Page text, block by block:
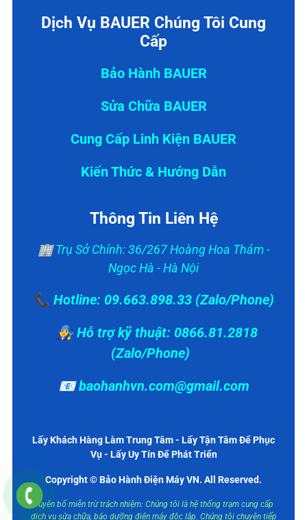
Dịch Vụ BAUER Chúng Tôi Cung
Cấp
Bảo Hành BAUER
Sửa Chữa BAUER
Cung Cấp Linh Kiện BAUER
Kiến Thức & Hướng Dẫn
Thông Tin Liên Hệ
🏢 Trụ Sở Chính: 36/267 Hoàng Hoa Thám -
Ngọc Hà - Hà Nội
📞 Hotline: 09.663.898.33 (Zalo/Phone)
👨‍🔧 Hỗ trợ kỹ thuật: 0866.81.2818
(Zalo/Phone)
📧 baohanhvn.com@gmail.com
Lấy Khách Hàng Làm Trung Tâm - Lấy Tận Tâm Để Phục
Vụ - Lấy Uy Tín Để Phát Triển
Copyright © Bảo Hành Điện Máy VN. All Reserved.
Tuyên bố miễn trừ trách nhiệm: Chúng tôi là hệ thống trạm cung cấp
dịch vụ sửa chữa, bảo dưỡng điện máy độc lập. Chúng tôi chuyên tiếp